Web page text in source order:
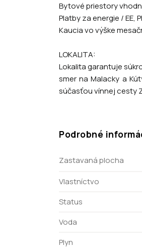
Bytové priestory
Platby za energie / EE,
Kaucia vo výške
LOKALITA:
Lokalita garantuje
smer na Malacky a
súčasťou vínnej cesty
Podrobné
Zastavaná plocha
Vlastníctvo
Status
Voda
Plyn